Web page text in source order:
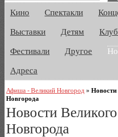
Кино Спектакли
Выставки
Детям
Фестивали
Другое
Адреса
Афиша - Великий Новгород »Новости
Новгорода
Новости Великого
Новгорода